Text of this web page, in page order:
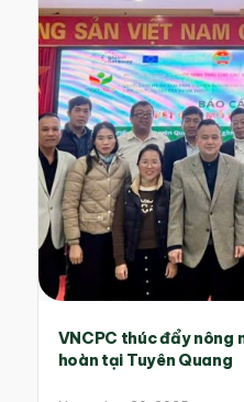
VNCPC thúc đẩy nông
hoàn tại Tuyên Quang